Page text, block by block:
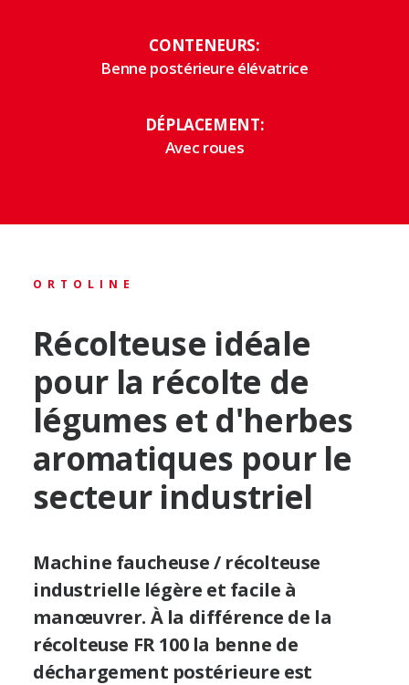
CONTENEURS:
Benne postérieure élévatrice
DÉPLACEMENT:
Avec roues
ORTOLINE
Récolteuse idéale
pour la récolte de
légumes et d'herbes
aromatiques pour le
secteur industriel
Machine faucheuse / récolteuse
industrielle légère et facile à
manœuvrer. À la différence de la
récolteuse FR 100 la benne de
déchargement postérieure est